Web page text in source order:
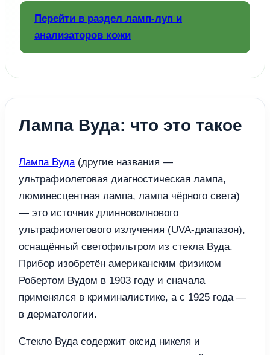
Перейти в раздел ламп-луп и
анализаторов кожи
Лампа Вуда: что это такое
Лампа Вуда (другие названия —
ультрафиолетовая диагностическая лампа,
люминесцентная лампа, лампа чёрного света)
— это источник длинноволнового
ультрафиолетового излучения (UVA-диапазон),
оснащённый светофильтром из стекла Вуда.
Прибор изобретён американским физиком
Робертом Вудом в 1903 году и сначала
применялся в криминалистике, а с 1925 года —
в дерматологии.
Стекло Вуда содержит оксид никеля и